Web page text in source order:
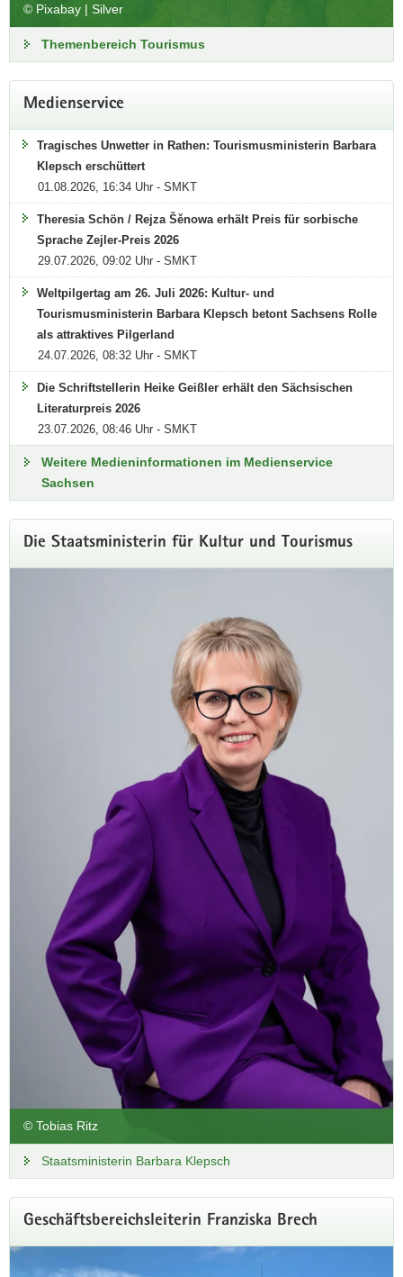
Lessing-Preis 2025
Den Lessingpreis 2025 erhält der Leipziger Autor Clemens
Meyer (»Die Projektoren«).
Die beiden Förderpreise mit je 7.500 Euro gehen an den
Theaterregisseur Georg Genoux, Leiter des Thespis
Zentrums in Bautzen, und die in Leipzig aufgewachsene
Autorin Tina Pruschmann (»Bittere Wasser«).
Weitere Informationen
Chemnitz – Kulturhauptstadt
Kulturhauptstadtjahr am 18. Januar 2025
Der Titel »Kulturhauptstadtjahr 2025« ist eine große Chance
und wird Chemnitz und der ganzen Region viele Impulse
geben. Die Sächsische Staatsregierung hat die
organisatorischen und finanziellen Voraussetzungen zur
Unterstützung der Kulturhauptstadt geschaffen. Neben der
Förderung von mehr als 20 Millionen Euro durch Mittel des
Freistaates hat auch der Bund eine Gesamtförderung von 25
Millionen Euro zugesichert.
Webseite der Kulturhauptstadt
© Pixabay | Silver
Themenbereich Tourismus
Medienservice
Tragisches Unwetter in Rathen: Tourismusministerin Barbara
Klepsch erschüttert
01.08.2026, 16:34 Uhr - SMKT
Theresia Schön / Rejza Šěnowa erhält Preis für sorbische
Sprache Zejler-Preis 2026
29.07.2026, 09:02 Uhr - SMKT
Weltpilgertag am 26. Juli 2026: Kultur- und
Tourismusministerin Barbara Klepsch betont Sachsens Rolle
als attraktives Pilgerland
24.07.2026, 08:32 Uhr - SMKT
Die Schriftstellerin Heike Geißler erhält den Sächsischen
Literaturpreis 2026
23.07.2026, 08:46 Uhr - SMKT
Weitere Medieninformationen im Medienservice
Sachsen
Information
Die Staatsministerin für Kultur und Tourismus
© Tobias Ritz
Staatsministerin Barbara Klepsch
Geschäftsbereichsleiterin Franziska Brech